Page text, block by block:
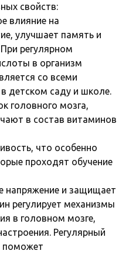
свойств:
влияние на
улучшает память и
регулярном
в организм
со всеми
детском саду и школе.
головного мозга,
в состав витаминов
что особенно
проходят обучение
напряжение и защищает
регулирует механизмы
в головном мозге,
Регулярный
поможет